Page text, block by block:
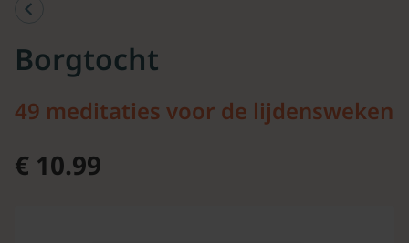
Borgtocht
49 meditaties voor de lijdensweken
€ 10.99